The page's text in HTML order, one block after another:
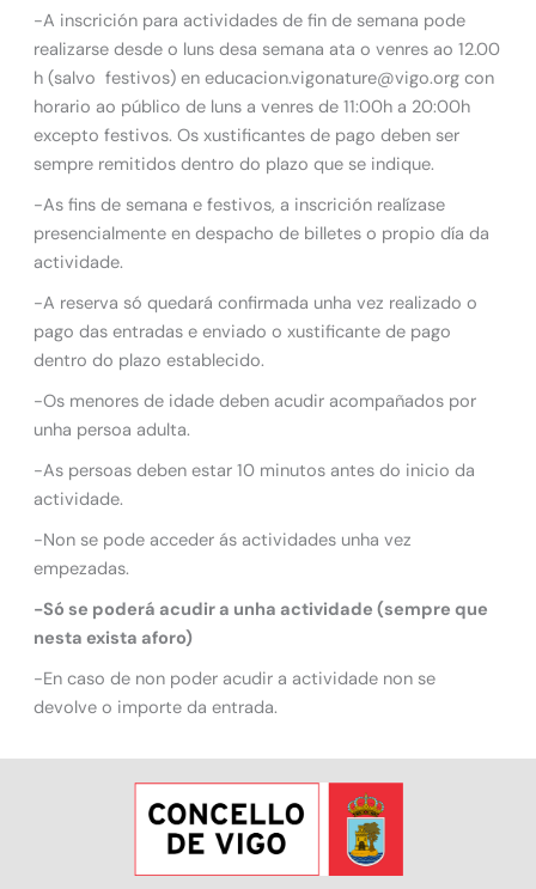
-A inscrición para actividades de fin de semana pode
realizarse desde o luns desa semana ata o venres ao 12.00
h (salvo festivos) en educacion.vigonature@vigo.org con
horario ao público de luns a venres de 11:00h a 20:00h
excepto festivos. Os xustificantes de pago deben ser
sempre remitidos dentro do plazo que se indique.
-As fins de semana e festivos, a inscrición realízase
presencialmente en despacho de billetes o propio día da
actividade.
-A reserva só quedará confirmada unha vez realizado o
pago das entradas e enviado o xustificante de pago
dentro do plazo establecido.
-Os menores de idade deben acudir acompañados por
unha persoa adulta.
-As persoas deben estar 10 minutos antes do inicio da
actividade.
-Non se pode acceder ás actividades unha vez
empezadas.
-Só se poderá acudir a unha actividade (sempre que
nesta exista aforo)
-En caso de non poder acudir a actividade non se
devolve o importe da entrada.